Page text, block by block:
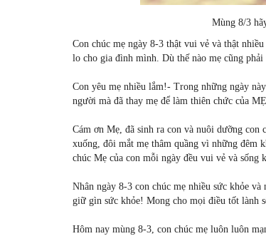
Mùng 8/3
Con chúc mẹ ngày 8-3 thật vui vẻ và thật
lo cho gia đình mình. Dù thế nào mẹ cũng
Con yêu mẹ nhiều lắm!- Trong những ngày
người mà đã thay mẹ để làm thiên chức của
Cám ơn Mẹ, đã sinh ra con và nuôi dưỡng con
xuống, đôi mắt mẹ thâm quầng vì những đêm
chúc Mẹ của con mỗi ngày đều vui vẻ và sống
Nhân ngày 8-3 con chúc mẹ nhiều sức khỏe
giữ gìn sức khỏe! Mong cho mọi điều tốt lành
Hôm nay mùng 8-3, con chúc mẹ luôn luôn